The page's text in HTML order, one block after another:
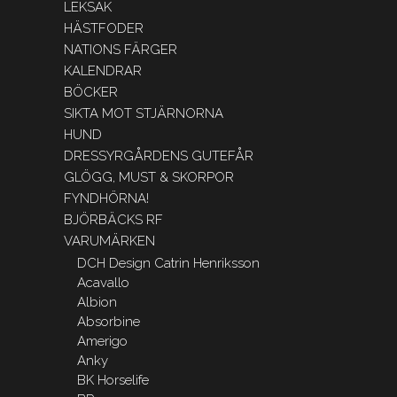
LEKSAK
HÄSTFODER
NATIONS FÄRGER
KALENDRAR
BÖCKER
SIKTA MOT STJÄRNORNA
HUND
DRESSYRGÅRDENS GUTEFÅR
GLÖGG, MUST & SKORPOR
FYNDHÖRNA!
BJÖRBÄCKS RF
VARUMÄRKEN
DCH Design Catrin Henriksson
Acavallo
Albion
Absorbine
Amerigo
Anky
BK Horselife